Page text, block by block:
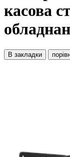
касова
В закладки